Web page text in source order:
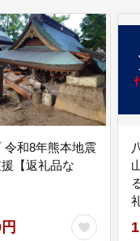
令和8年熊本地震
【返礼品な